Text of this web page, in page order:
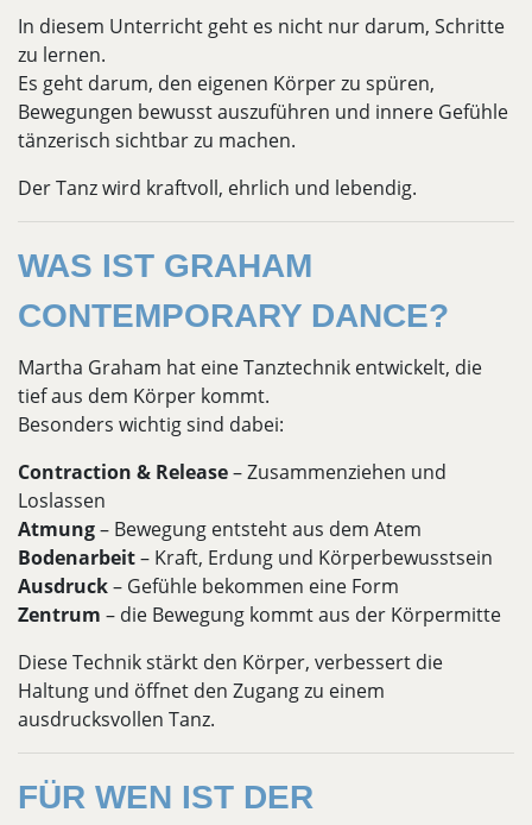
In diesem Unterricht geht es nicht nur darum, Schritte
zu lernen.
Es geht darum, den eigenen Körper zu spüren,
Bewegungen bewusst auszuführen und innere Gefühle
tänzerisch sichtbar zu machen.
Der Tanz wird kraftvoll, ehrlich und lebendig.
WAS IST GRAHAM
CONTEMPORARY DANCE?
Martha Graham hat eine Tanztechnik entwickelt, die
tief aus dem Körper kommt.
Besonders wichtig sind dabei:
Contraction & Release– Zusammenziehen und
Loslassen
Atmung– Bewegung entsteht aus dem Atem
Bodenarbeit– Kraft, Erdung und Körperbewusstsein
Ausdruck– Gefühle bekommen eine Form
Zentrum – die Bewegung kommt aus der Körpermitte
Diese Technik stärkt den Körper, verbessert die
Haltung und öffnet den Zugang zu einem
ausdrucksvollen Tanz.
FÜR WEN IST DER